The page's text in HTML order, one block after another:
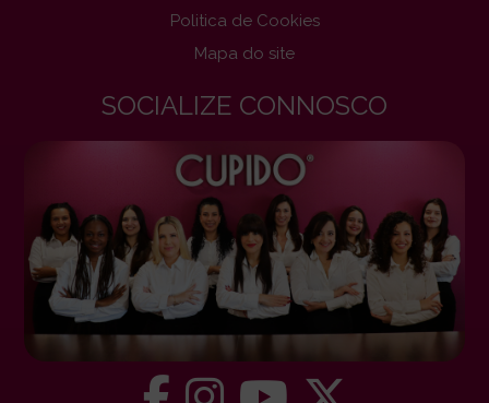
Politica de Cookies
Mapa do site
SOCIALIZE CONNOSCO